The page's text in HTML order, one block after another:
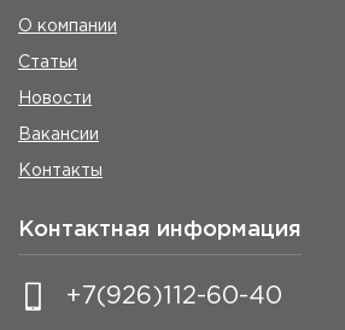
О компании
Статьи
Новости
Вакансии
Контакты
Контактная информация
+7(926)112-60-40